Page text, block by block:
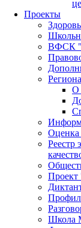
Проекты
ВФСК
О
Оценка
Реестр
Проект
Школа